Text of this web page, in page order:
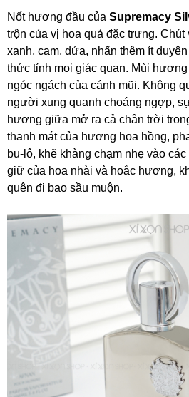
Nốt hương đầu của Supremacy
trộn của vị hoa quả đặc trưng. Chút
xanh, cam, dứa, nhấn thêm ít
thức tỉnh mọi giác quan. Mùi
ngóc ngách của cánh mũi. Không
người xung quanh choáng ngợp,
hương giữa mở ra cả chân trời
thanh mát của hương hoa hồng,
bu-lô, khẽ khàng chạm nhẹ vào
giữ của hoa nhài và hoắc hương,
quên đi bao sầu muộn.